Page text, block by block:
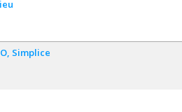
Simplice